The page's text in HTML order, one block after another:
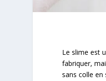
Le slime est
fabriquer,
sans colle en